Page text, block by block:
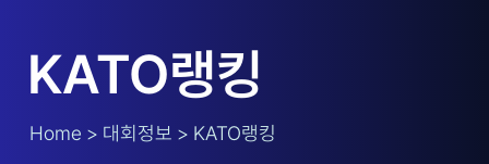
KATO랭킹
Home > 대회정보 > KATO랭킹